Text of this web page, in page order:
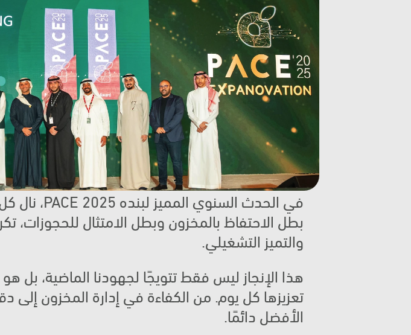
والتميز التشغيلي.
الأفضل دائمًا.